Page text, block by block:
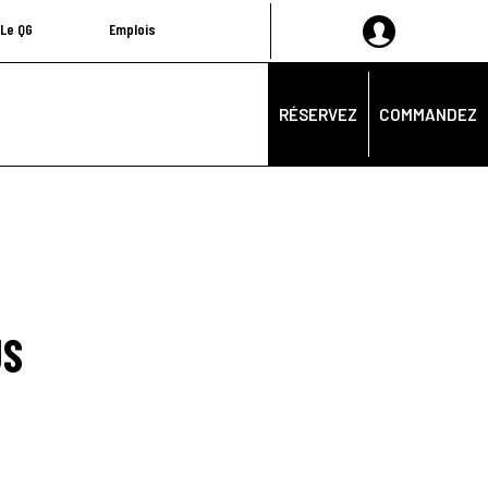
Le QG Emplois
RÉSERVEZ COMMANDEZ